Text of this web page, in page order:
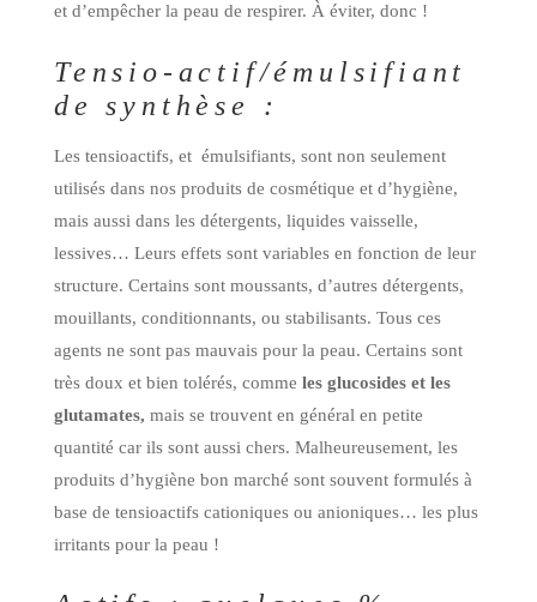
et d’empêcher la peau de respirer. À éviter, donc !
Tensio-actif/émulsifiant
de synthèse :
Les tensioactifs, et émulsifiants, sont non seulement
utilisés dans nos produits de cosmétique et d’hygiène,
mais aussi dans les détergents, liquides vaisselle,
lessives… Leurs effets sont variables en fonction de leur
structure. Certains sont moussants, d’autres détergents,
mouillants, conditionnants, ou stabilisants. Tous ces
agents ne sont pas mauvais pour la peau. Certains sont
très doux et bien tolérés, comme les glucosides et les
glutamates, mais se trouvent en général en petite
quantité car ils sont aussi chers. Malheureusement, les
produits d’hygiène bon marché sont souvent formulés à
base de tensioactifs cationiques ou anioniques… les plus
irritants pour la peau !